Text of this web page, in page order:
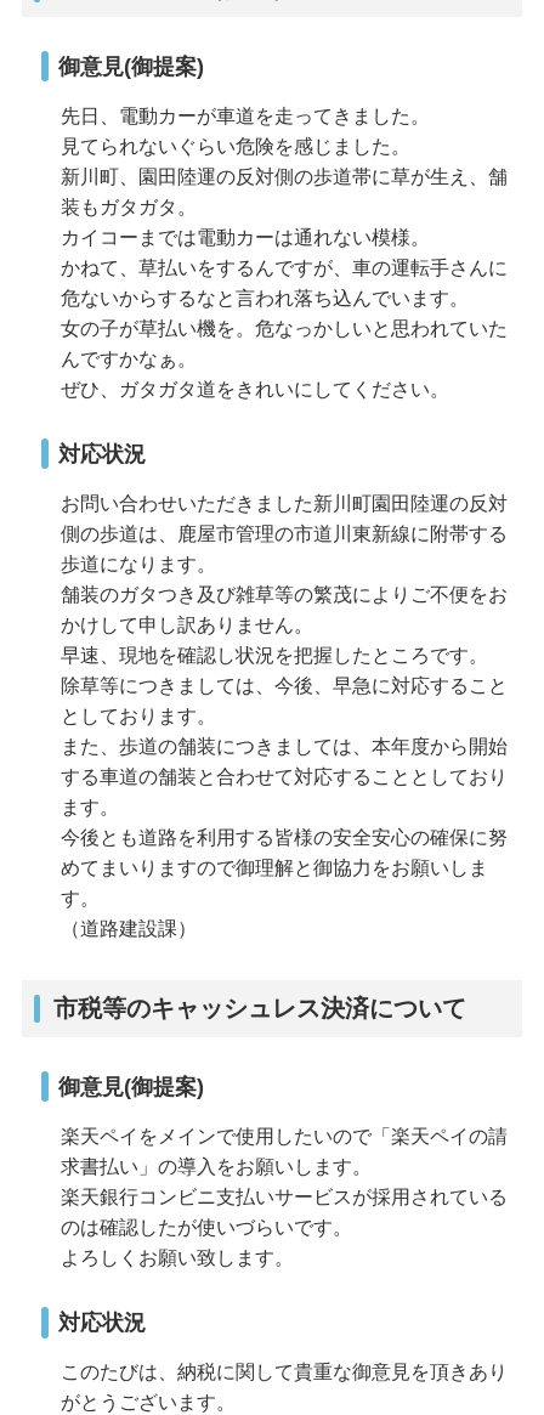
御意見(御提案)
先日、電動カーが車道を走ってきました。
見てられないぐらい危険を感じました。
新川町、園田陸運の反対側の歩道帯に草が生え、舗
装もガタガタ。
カイコーまでは電動カーは通れない模様。
かねて、草払いをするんですが、車の運転手さんに
危ないからするなと言われ落ち込んでいます。
女の子が草払い機を。危なっかしいと思われていた
んですかなぁ。
ぜひ、ガタガタ道をきれいにしてください。
対応状況
お問い合わせいただきました新川町園田陸運の反対
側の歩道は、鹿屋市管理の市道川東新線に附帯する
歩道になります。
舗装のガタつき及び雑草等の繁茂によりご不便をお
かけして申し訳ありません。
早速、現地を確認し状況を把握したところです。
除草等につきましては、今後、早急に対応すること
としております。
また、歩道の舗装につきましては、本年度から開始
する車道の舗装と合わせて対応することとしており
ます。
今後とも道路を利用する皆様の安全安心の確保に努
めてまいりますので御理解と御協力をお願いしま
す。
（道路建設課）
市税等のキャッシュレス決済について
御意見(御提案)
楽天ペイをメインで使用したいので「楽天ペイの請
求書払い」の導入をお願いします。
楽天銀行コンビニ支払いサービスが採用されている
のは確認したが使いづらいです。
よろしくお願い致します。
対応状況
このたびは、納税に関して貴重な御意見を頂きあり
がとうございます。